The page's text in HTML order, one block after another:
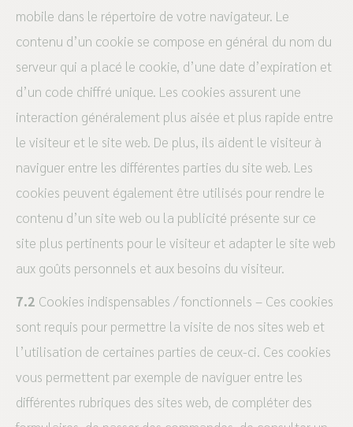
mobile dans le répertoire de votre navigateur. Le
contenu d’un cookie se compose en général du nom du
serveur qui a placé le cookie, d’une date d’expiration et
d’un code chiffré unique. Les cookies assurent une
interaction généralement plus aisée et plus rapide entre
le visiteur et le site web. De plus, ils aident le visiteur à
naviguer entre les différentes parties du site web. Les
cookies peuvent également être utilisés pour rendre le
contenu d’un site web ou la publicité présente sur ce
site plus pertinents pour le visiteur et adapter le site web
aux goûts personnels et aux besoins du visiteur.
7.2 Cookies indispensables / fonctionnels – Ces cookies
sont requis pour permettre la visite de nos sites web et
l’utilisation de certaines parties de ceux-ci. Ces cookies
vous permettent par exemple de naviguer entre les
différentes rubriques des sites web, de compléter des